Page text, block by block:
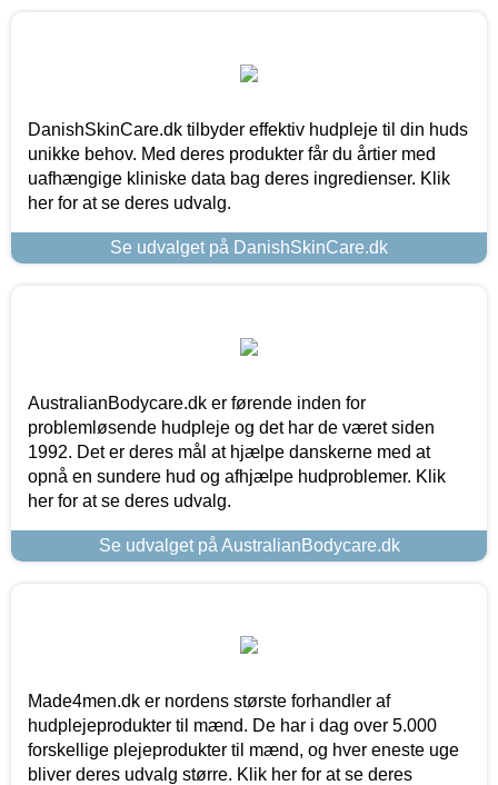
DanishSkinCare.dk tilbyder effektiv hudpleje til din huds
unikke behov. Med deres produkter får du årtier med
uafhængige kliniske data bag deres ingredienser. Klik
her for at se deres udvalg.
Se udvalget på DanishSkinCare.dk
AustralianBodycare.dk er førende inden for
problemløsende hudpleje og det har de været siden
1992. Det er deres mål at hjælpe danskerne med at
opnå en sundere hud og afhjælpe hudproblemer. Klik
her for at se deres udvalg.
Se udvalget på AustralianBodycare.dk
Made4men.dk er nordens største forhandler af
hudplejeprodukter til mænd. De har i dag over 5.000
forskellige plejeprodukter til mænd, og hver eneste uge
bliver deres udvalg større. Klik her for at se deres